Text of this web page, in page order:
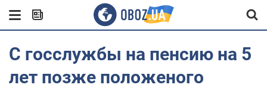
С госслужбы на пенсию на 5
лет позже положеного